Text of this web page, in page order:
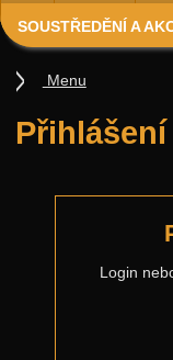
SOUSTŘEDĚNÍ A
Přihlášení
Login
Menu